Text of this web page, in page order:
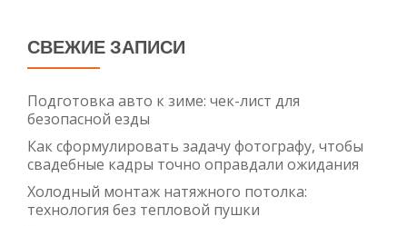
СВЕЖИЕ ЗАПИСИ
Подготовка авто к зиме: чек-лист для
безопасной езды
Как сформулировать задачу фотографу, чтобы
свадебные кадры точно оправдали ожидания
Холодный монтаж натяжного потолка:
технология без тепловой пушки